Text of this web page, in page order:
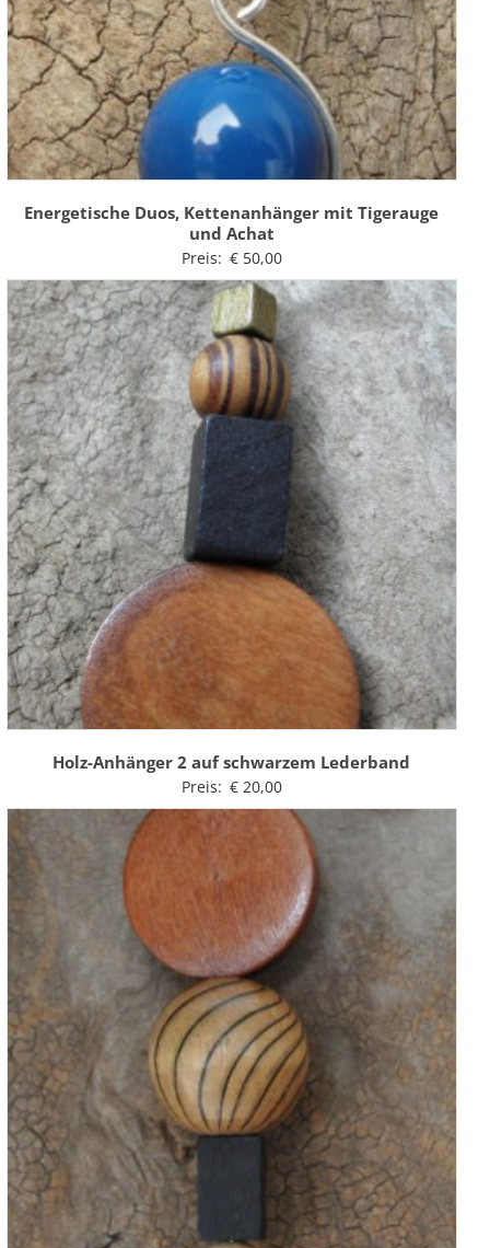
Energetische Duos, Kettenanhänger mit Tigerauge
und Achat
Preis: €50,00
Holz-Anhänger 2 auf schwarzem Lederband
Preis: €20,00